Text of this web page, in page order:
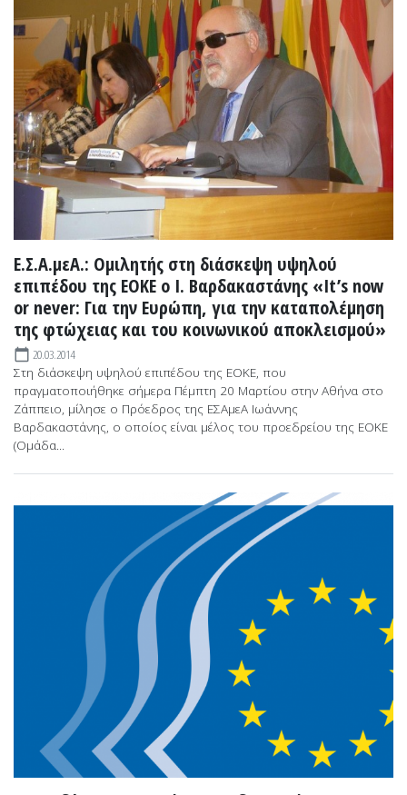
Ε.Σ.Α.μεΑ.: Ομιλητής στη διάσκεψη υψηλού
επιπέδου της ΕΟΚΕ ο Ι. Βαρδακαστάνης «It’s now
or never: Για την Ευρώπη, για την καταπολέμηση
της φτώχειας και του κοινωνικού αποκλεισμού»
calendar_today 20.03.2014
Στη διάσκεψη υψηλού επιπέδου της ΕΟΚΕ, που
πραγματοποιήθηκε σήμερα Πέμπτη 20 Μαρτίου στην Αθήνα στο
Ζάππειο, μίλησε ο Πρόεδρος της ΕΣΑμεΑ Ιωάννης
Βαρδακαστάνης, ο οποίος είναι μέλος του προεδρείου της ΕΟΚΕ
(Ομάδα...